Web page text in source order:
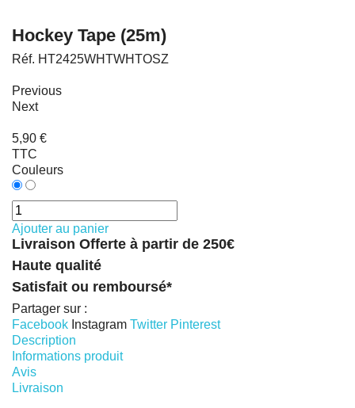
Hockey Tape (25m)
Réf. HT2425WHTWHTOSZ
Previous
Next
5,90 €
TTC
Couleurs
Ajouter au panier
Livraison Offerte à partir de 250€
Haute qualité
Satisfait ou remboursé*
Partager sur :
Facebook Instagram Twitter Pinterest
Description
Informations produit
Avis
Livraison